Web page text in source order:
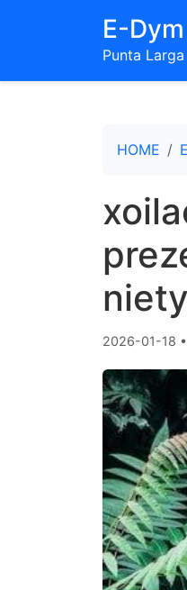
E-
Punta Larga
HOME
2026-01-18 •